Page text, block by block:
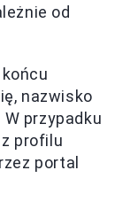
od
nazwisko
przypadku
profilu
portal